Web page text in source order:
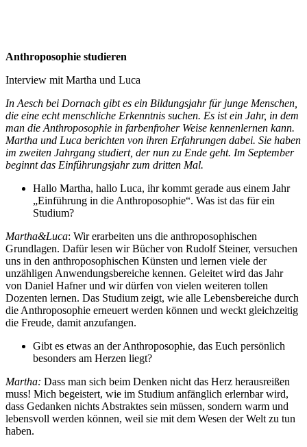
Anthroposophie studieren
Interview mit Martha und Luca
In Aesch bei Dornach gibt es ein Bildungsjahr für junge Menschen,
die eine echt menschliche Erkenntnis suchen. Es ist ein Jahr, in dem
man die Anthroposophie in farbenfroher Weise kennenlernen kann.
Martha und Luca berichten von ihren Erfahrungen dabei. Sie haben
im zweiten Jahrgang studiert, der nun zu Ende geht. Im September
beginnt das Einführungsjahr zum dritten Mal.
Hallo Martha, hallo Luca, ihr kommt gerade aus einem Jahr
„Einführung in die Anthroposophie“. Was ist das für ein
Studium?
Martha&Luca: Wir erarbeiten uns die anthroposophischen
Grundlagen. Dafür lesen wir Bücher von Rudolf Steiner, versuchen
uns in den anthroposophischen Künsten und lernen viele der
unzähligen Anwendungsbereiche kennen. Geleitet wird das Jahr
von Daniel Hafner und wir dürfen von vielen weiteren tollen
Dozenten lernen. Das Studium zeigt, wie alle Lebensbereiche durch
die Anthroposophie erneuert werden können und weckt gleichzeitig
die Freude, damit anzufangen.
Gibt es etwas an der Anthroposophie, das Euch persönlich
besonders am Herzen liegt?
Martha: Dass man sich beim Denken nicht das Herz herausreißen
muss! Mich begeistert, wie im Studium anfänglich erlernbar wird,
dass Gedanken nichts Abstraktes sein müssen, sondern warm und
lebensvoll werden können, weil sie mit dem Wesen der Welt zu tun
haben.